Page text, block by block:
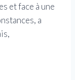
et face à une
a